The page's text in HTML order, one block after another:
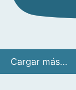
Cargar más...